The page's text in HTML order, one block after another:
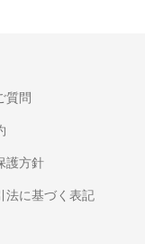
質問
護方針
法に基づく表記